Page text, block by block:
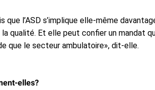
l’ASD s’implique elle-même
qualité. Et elle peut confier un mandat
que le secteur ambulatoire», dit-elle.
elles?